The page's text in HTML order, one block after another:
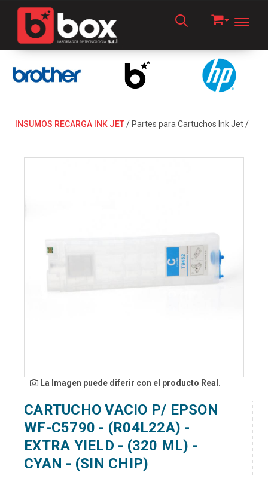
INSUMOS RECARGA INK JET/ Partes para Cartuchos Ink Jet/
La Imagen puede diferir con el producto Real.
CARTUCHO VACIO P/ EPSON
WF-C5790 - (R04L22A) -
EXTRA YIELD - (320 ML) -
CYAN - (SIN CHIP)